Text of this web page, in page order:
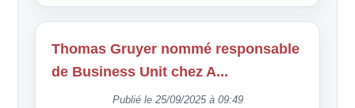
Thomas Gruyer nommé responsable
de Business Unit chez A...
Publié le 25/09/2025 à 09:49